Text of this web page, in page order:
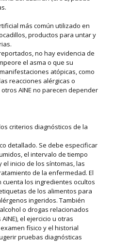
más común utilizado en
productos para untar y
no hay evidencia de
el asma o que su
atópicas, como
reacciones alérgicas o
AINE no parecen depender
criterios diagnósticos de la
detallado. Se debe especificar
el intervalo de tiempo
inicio de los síntomas, las
de la enfermedad. El
los ingredientes ocultos
de los alimentos para
ingeridos. También
o drogas relacionados
el ejercicio u otras
físico y el historial
pruebas diagnósticas